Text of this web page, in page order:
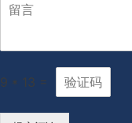
9 * 13 =